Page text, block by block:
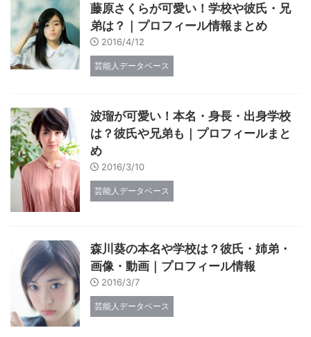
藤原さくらが可愛い！学校や彼氏・兄
弟は？｜プロフィール情報まとめ
2016/4/12
芸能人データベース
波瑠が可愛い！本名・身長・出身学校
は？彼氏や兄弟も｜プロフィールまと
め
2016/3/10
芸能人データベース
森川葵の本名や学校は？彼氏・姉弟・
画像・動画｜プロフィール情報
2016/3/7
芸能人データベース